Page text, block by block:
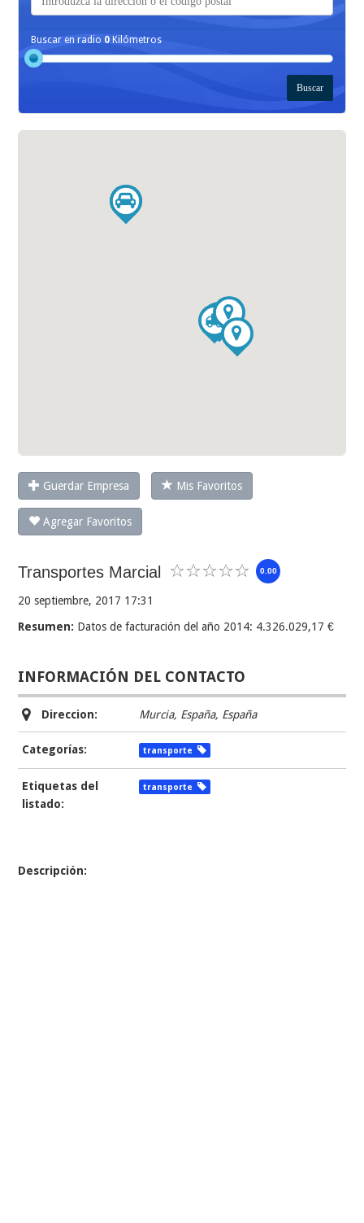
Buscar en radio 0 Kilómetros
Guerdar Empresa Mis Favoritos
Agregar Favoritos
Transportes Marcial 0.00
20 septiembre, 2017 17:31
Resumen: Datos de facturación del año 2014: 4.326.029,17 €
INFORMACIÓN DEL CONTACTO
Direccion: Murcia, España, España
Categorías: transporte
Etiquetas del
listado:
transporte
Descripción: